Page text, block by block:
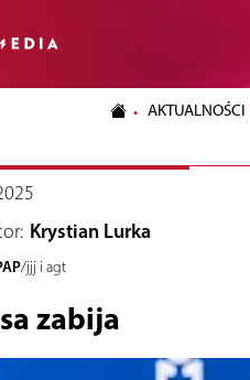
AKTUALNOŚCI
Krystian Lurka
/jjj i agt
zabija